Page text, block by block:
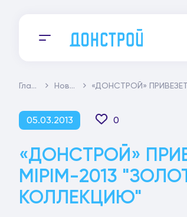
Главная Новости
05.03.2013 0
«ДОНСТРОЙ»
MIPIM-2013
КОЛЛЕКЦИЮ"